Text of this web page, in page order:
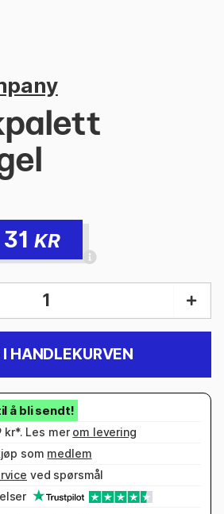
31 KR
I HANDLEKURVEN
kr*. Les mer om levering
som medlem
ved spørsmål